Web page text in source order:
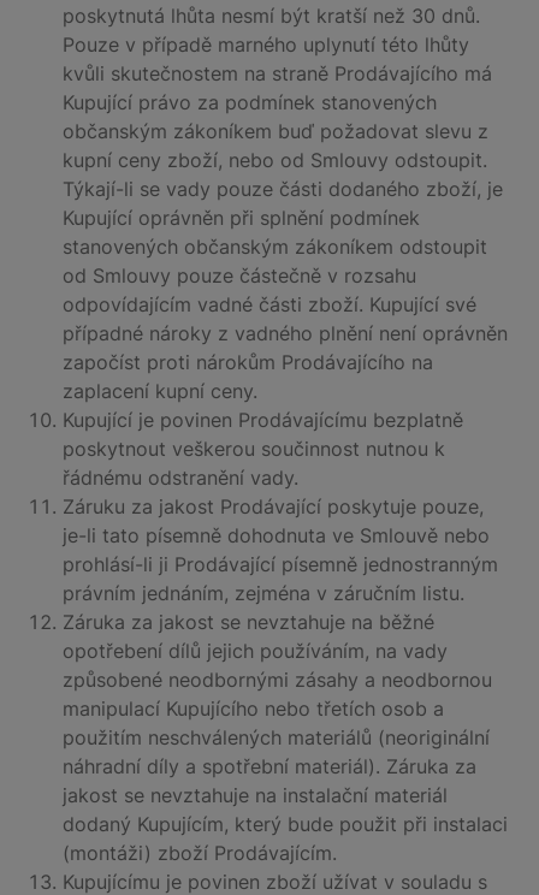
poskytnutá lhůta nesmí být kratší než 30 dnů.
Pouze v případě marného uplynutí této lhůty
kvůli skutečnostem na straně Prodávajícího má
Kupující právo za podmínek stanovených
občanským zákoníkem buď požadovat slevu z
kupní ceny zboží, nebo od Smlouvy odstoupit.
Týkají-li se vady pouze části dodaného zboží, je
Kupující oprávněn při splnění podmínek
stanovených občanským zákoníkem odstoupit
od Smlouvy pouze částečně v rozsahu
odpovídajícím vadné části zboží. Kupující své
případné nároky z vadného plnění není oprávněn
započíst proti nárokům Prodávajícího na
zaplacení kupní ceny.
Kupující je povinen Prodávajícímu bezplatně
poskytnout veškerou součinnost nutnou k
řádnému odstranění vady.
Záruku za jakost Prodávající poskytuje pouze,
je-li tato písemně dohodnuta ve Smlouvě nebo
prohlásí-li ji Prodávající písemně jednostranným
právním jednáním, zejména v záručním listu.
Záruka za jakost se nevztahuje na běžné
opotřebení dílů jejich používáním, na vady
způsobené neodbornými zásahy a neodbornou
manipulací Kupujícího nebo třetích osob a
použitím neschválených materiálů (neoriginální
náhradní díly a spotřební materiál). Záruka za
jakost se nevztahuje na instalační materiál
dodaný Kupujícím, který bude použit při instalaci
(montáži) zboží Prodávajícím.
Kupujícímu je povinen zboží užívat v souladu s